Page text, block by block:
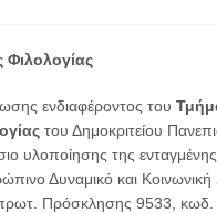
Φιλολογίας
ενδιαφέροντος του
του Δημοκριτείου
υλοποίησης της
Δυναμικό και Κοινωνική
Πρόσκλησης 9533,